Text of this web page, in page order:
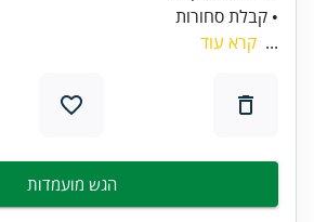
• קבלת סחורות
... קרא עוד
הגש מועמדות